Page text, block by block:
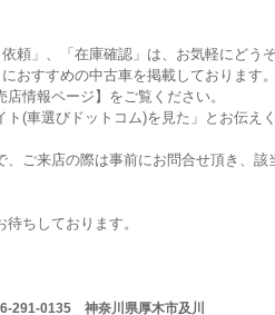
頼」、「在庫確認」は、お気軽にどう
おすすめの中古車を掲載しております。
情報ページ】をご覧ください。
(車選びドットコム)を見た」とお伝え
ご来店の際は事前にお問合せ頂き、該
ちしております。
291-0135 神奈川県厚木市及川